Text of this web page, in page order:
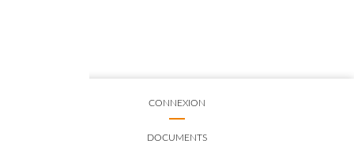
CONNEXION
DOCUMENTS